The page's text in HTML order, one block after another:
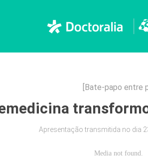
[Bate-papo entre
Apresentação transmitida no dia